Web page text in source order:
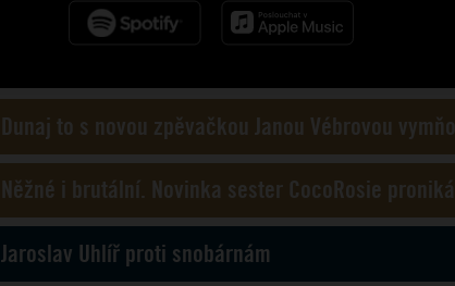
Dunaj to s novou zpěvačkou Janou Vébrovou
Něžné i brutální. Novinka sester CocoRosie
Jaroslav Uhlíř proti snobárnám